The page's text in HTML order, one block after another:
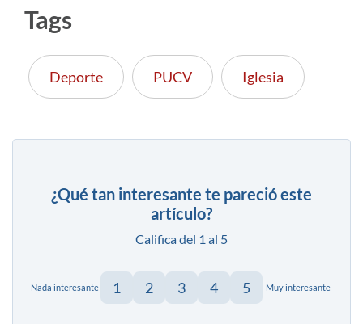
Tags
Deporte PUCV Iglesia
¿Qué tan interesante te pareció este
artículo?
Califica del 1 al 5
Nada interesante 1 2 3 4 5 Muy interesante